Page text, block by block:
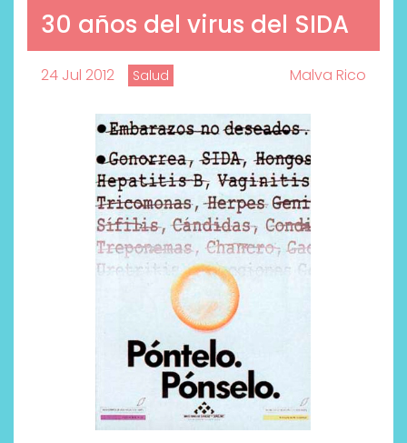
30 años del virus del SIDA
24 Jul 2012 Salud Malva Rico